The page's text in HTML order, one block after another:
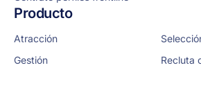
Producto
Atracción
Gestión
Recluta